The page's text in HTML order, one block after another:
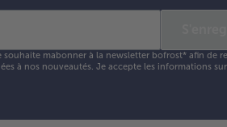
mabonner à la newsletter bofrost* afin de
à nos nouveautés. Je accepte les informations